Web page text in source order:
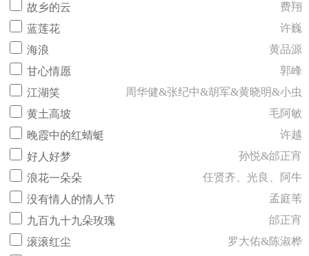
故乡的云
费翔
蓝莲花
许巍
海浪
黄品源
甘心情愿
郭峰
江湖笑
周华健&张纪中&胡军&黄晓明&小虫
黄土高坡
毛阿敏
晚霞中的红蜻蜓
许越
好人好梦
孙悦&邰正宵
浪花一朵朵
任贤齐、光良、阿牛
没有情人的情人节
孟庭苇
九百九十九朵玫瑰
邰正宵
滚滚红尘
罗大佑&陈淑桦